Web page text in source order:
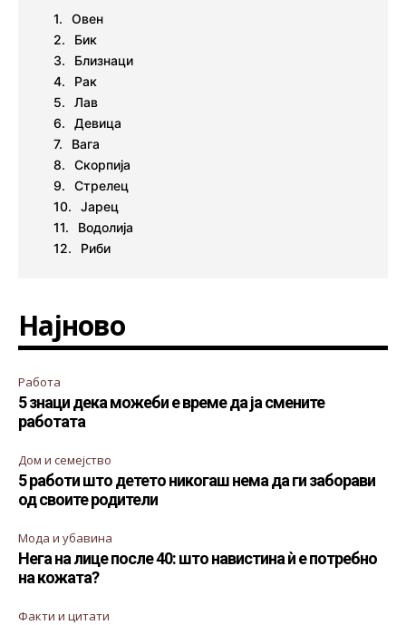
Овен
Бик
Близнаци
Рак
Лав
Девица
Вага
Скорпија
Стрелец
Јарец
Водолија
Риби
Најново
Работа
5 знаци дека можеби е време да ја смените
работата
Дом и семејство
5 работи што детето никогаш нема да ги заборави
од своите родители
Мода и убавина
Нега на лице после 40: што навистина ѝ е потребно
на кожата?
Факти и цитати